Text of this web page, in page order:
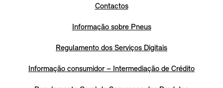
Contactos
Informação sobre Pneus
Regulamento dos Serviços Digitais
Informação consumidor – Intermediação de Crédito